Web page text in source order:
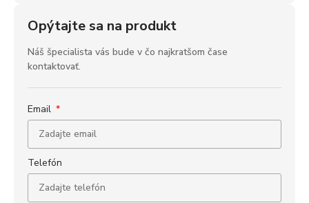
Opýtajte sa na produkt
Náš špecialista vás bude v čo najkratšom čase
kontaktovať.
Email
Telefón